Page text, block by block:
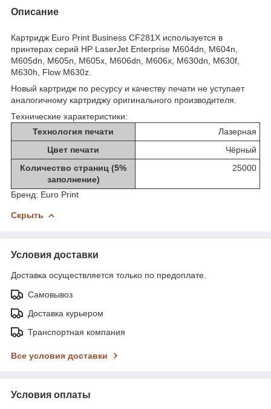
Описание
Картридж Euro Print Business CF281X используется в
принтерах серий HP LaserJet Enterprise M604dn, M604n,
M605dn, M605n, M605x, M606dn, M606x, M630dn, M630f,
M630h, Flow M630z.
Новый картридж по ресурсу и качеству печати не уступает
аналогичному картриджу оригинального производителя.
Технические характеристики:
Технология печати
Лазерная
Цвет печати
Чёрный
Количество страниц (5%
заполнение)
25000
Бренд: Euro Print
Скрыть
Условия доставки
Доставка осуществляется только по предоплате.
Самовывоз
Доставка курьером
Транспортная компания
Все условия доставки
Условия оплаты